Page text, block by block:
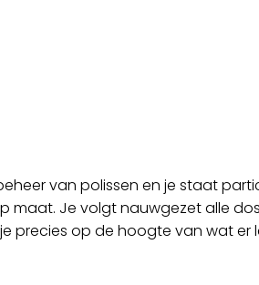
van polissen en je staat
Je volgt nauwgezet alle
precies op de hoogte van wat